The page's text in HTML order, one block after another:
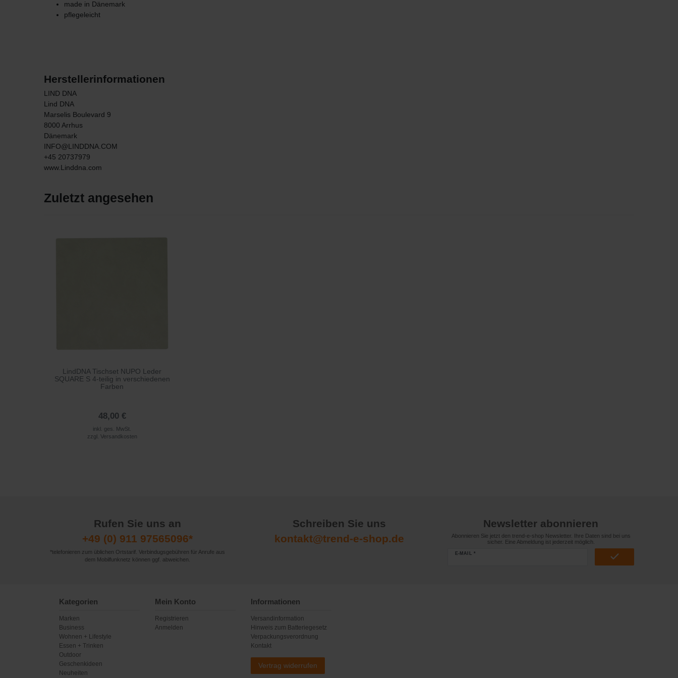
made in Dänemark
pflegeleicht
Herstellerinformationen
LIND DNA
Lind DNA
Marselis Boulevard 9
8000 Arrhus
Dänemark
INFO@LINDDNA.COM
+45 20737979
www.Linddna.com
Zuletzt angesehen
LindDNA Tischset NUPO Leder
SQUARE S 4-teilig in verschiedenen
Farben
48,00 €
inkl. ges. MwSt.
zzgl. Versandkosten
Rufen Sie uns an
+49 (0) 911 97565096*
*telefonieren zum üblichen Ortstarif. Verbindugsgebühren für Anrufe aus
dem Mobilfunknetz können ggf. abweichen.
Schreiben Sie uns
kontakt@trend-e-shop.de
Newsletter abonnieren
Abonnieren Sie jetzt den trend-e-shop Newsletter. Ihre Daten sind bei uns
sicher. Eine Abmeldung ist jederzeit möglich.
E-MAIL *
Kategorien
Marken
Business
Wohnen + Lifestyle
Essen + Trinken
Outdoor
Geschenkideen
Neuheiten
Mein Konto
Registrieren
Anmelden
Informationen
Versandinformation
Hinweis zum Batteriegesetz
Verpackungsverordnung
Kontakt
Vertrag widerrufen